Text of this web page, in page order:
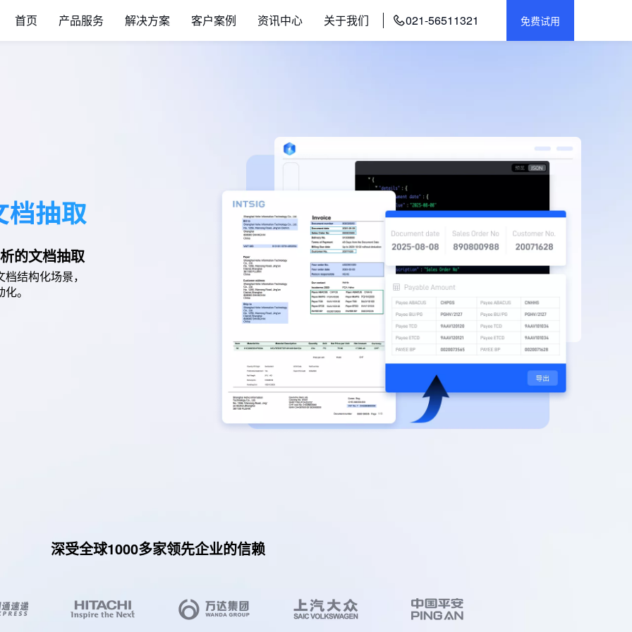
首页 产品服务 解决方案 客户案例 资讯中心 关于我们 021-56511321 免费试用
的文档抽取
结构化场景，
。
深受全球1000多家领先企业的信赖